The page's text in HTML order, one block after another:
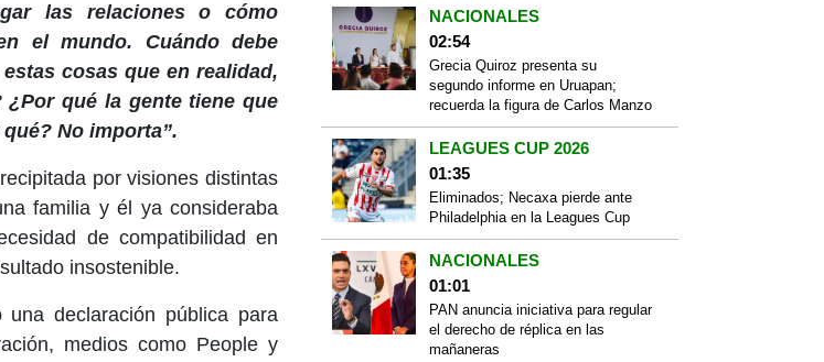
las relaciones o cómo
el mundo. Cuándo debe
cosas que en realidad,
qué la gente tiene que
No importa”.
por visiones distintas
familia y él ya consideraba
de compatibilidad en
insostenible.
declaración pública para
medios como People y
NACIONALES
02:54
Grecia Quiroz presenta su
segundo informe en Uruapan;
recuerda la figura de Carlos Manzo
LEAGUES CUP 2026
01:35
Eliminados; Necaxa pierde ante
Philadelphia en la Leagues Cup
NACIONALES
01:01
PAN anuncia iniciativa para regular
el derecho de réplica en las
mañaneras